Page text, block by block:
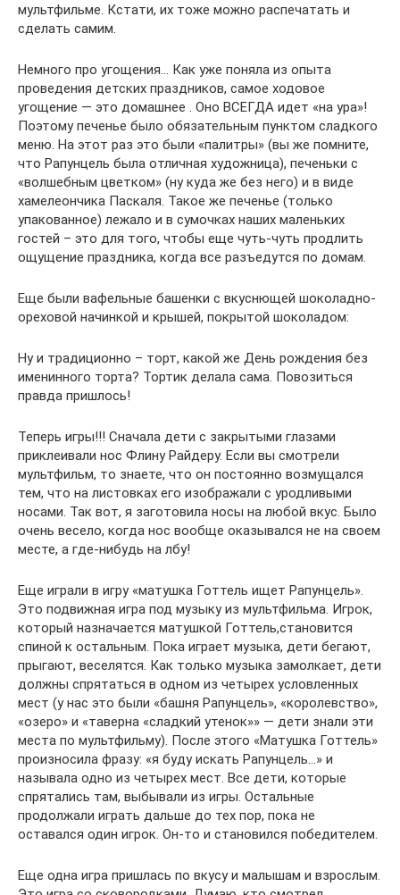
мультфильме. Кстати, их тоже можно распечатать и
сделать самим.
Немного про угощения… Как уже поняла из опыта
проведения детских праздников, самое ходовое
угощение — это домашнее . Оно ВСЕГДА идет «на ура»!
Поэтому печенье было обязательным пунктом сладкого
меню. На этот раз это были «палитры» (вы же помните,
что Рапунцель была отличная художница), печеньки с
«волшебным цветком» (ну куда же без него) и в виде
хамелеончика Паскаля. Такое же печенье (только
упакованное) лежало и в сумочках наших маленьких
гостей – это для того, чтобы еще чуть-чуть продлить
ощущение праздника, когда все разъедутся по домам.
Еще были вафельные башенки с вкуснющей шоколадно-
ореховой начинкой и крышей, покрытой шоколадом:
Ну и традиционно – торт, какой же День рождения без
именинного торта? Тортик делала сама. Повозиться
правда пришлось!
Теперь игры!!! Сначала дети с закрытыми глазами
приклеивали нос Флину Райдеру. Если вы смотрели
мультфильм, то знаете, что он постоянно возмущался
тем, что на листовках его изображали с уродливыми
носами. Так вот, я заготовила носы на любой вкус. Было
очень весело, когда нос вообще оказывался не на своем
месте, а где-нибудь на лбу!
Еще играли в игру «матушка Готтель ищет Рапунцель».
Это подвижная игра под музыку из мультфильма. Игрок,
который назначается матушкой Готтель,становится
спиной к остальным. Пока играет музыка, дети бегают,
прыгают, веселятся. Как только музыка замолкает, дети
должны спрятаться в одном из четырех условленных
мест (у нас это были «башня Рапунцель», «королевство»,
«озеро» и «таверна «сладкий утенок»» — дети знали эти
места по мультфильму). После этого «Матушка Готтель»
произносила фразу: «я буду искать Рапунцель…» и
называла одно из четырех мест. Все дети, которые
спрятались там, выбывали из игры. Остальные
продолжали играть дальше до тех пор, пока не
оставался один игрок. Он-то и становился победителем.
Еще одна игра пришлась по вкусу и малышам и взрослым.